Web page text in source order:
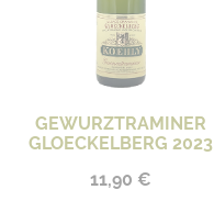
GEWURZTRAMINER
GLOECKELBERG 2023
11,90 €